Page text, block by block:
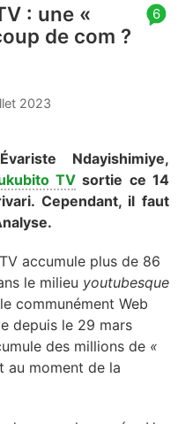
6
: une «
de com ?
2023
Ndayishimiye,
TVsortie ce 14
Cependant, il faut
accumule plus de 86
le milieu youtubesque
communément Web
depuis le 29 mars
des millions de «
au moment de la